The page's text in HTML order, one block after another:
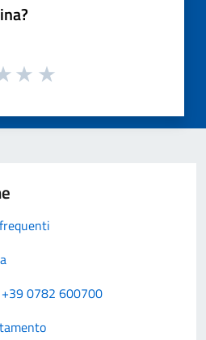
0782 600700